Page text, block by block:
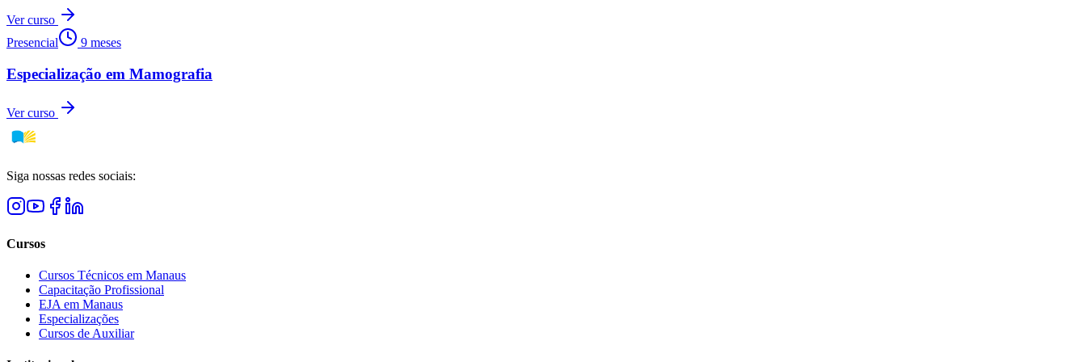
Ver curso
Presencial
9 meses
Especialização em Mamografia
Ver curso
Siga nossas redes sociais:
Cursos
Cursos Técnicos em Manaus
Capacitação Profissional
EJA em Manaus
Especializações
Cursos de Auxiliar